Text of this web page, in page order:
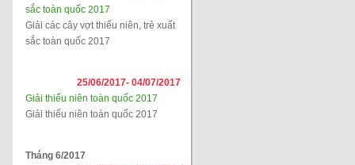
sắc toàn quốc 2017
Giải các cây vợt thiếu niên, trẻ xuất
sắc toàn quốc 2017
25/06/2017- 04/07/2017
Giải thiếu niên toàn quốc 2017
Giải thiếu niên toàn quốc 2017
Tháng 6/2017